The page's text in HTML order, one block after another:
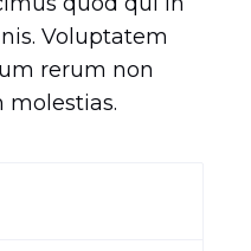
Voluptatem
rerum non
molestias.